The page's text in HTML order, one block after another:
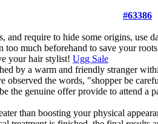
#63386
and require to hide some origins,
much beforehand to save your
your hair stylist! Ugg Sale
by a warm and friendly stranger
the words, "shopper be
genuine offer provide to attend
than boosting your physical